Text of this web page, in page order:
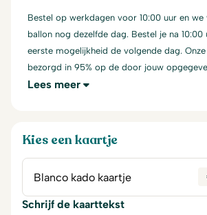
Bestel op werkdagen voor 10:00 uur en we
ballon nog dezelfde dag. Bestel je na 10:00
eerste mogelijkheid de volgende dag.
bezorgd in 95% op de door jouw
Lees meer
Kies een kaartje
Schrijf de kaarttekst